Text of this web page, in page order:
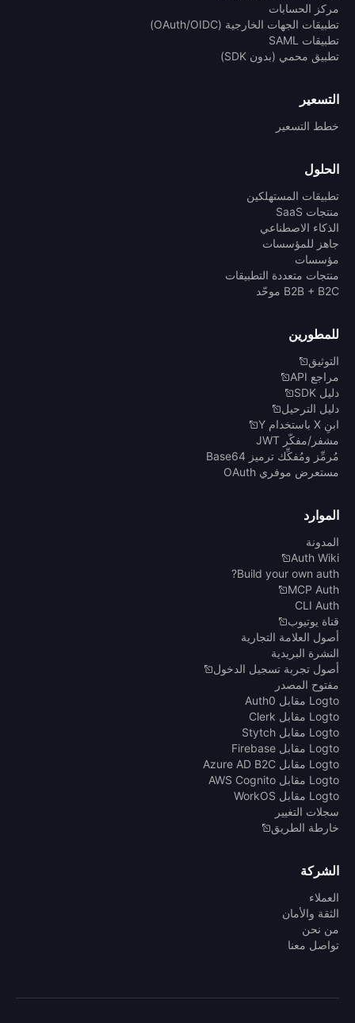
مركز الحسابات
تطبيقات الجهات الخارجية (OAuth/OIDC)
تطبيقات SAML
تطبيق محمي (بدون SDK)
التسعير
خطط التسعير
الحلول
تطبيقات المستهلكين
منتجات SaaS
الذكاء الاصطناعي
جاهز للمؤسسات
مؤسسات
منتجات متعددة التطبيقات
B2B + B2C موحّد
للمطورين
التوثيق
مراجع API
دليل SDK
دليل الترحيل
ابنِ X باستخدام Y
مشفر/مفكّر JWT
مُرمِّز ومُفكِّك ترميز Base64
مستعرض موفري OAuth
الموارد
المدونة
Auth Wiki
Build your own auth?
MCP Auth
CLI Auth
قناة يوتيوب
أصول العلامة التجارية
النشرة البريدية
أصول تجربة تسجيل الدخول
مفتوح المصدر
Logto مقابل Auth0
Logto مقابل Clerk
Logto مقابل Stytch
Logto مقابل Firebase
Logto مقابل Azure AD B2C
Logto مقابل AWS Cognito
Logto مقابل WorkOS
سجلات التغيير
خارطة الطريق
الشركة
العملاء
الثقة والأمان
من نحن
تواصل معنا